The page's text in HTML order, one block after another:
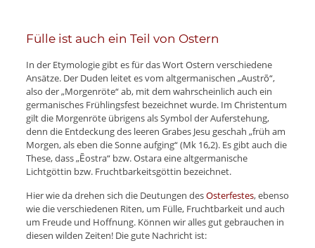
Fülle ist auch ein Teil von Ostern
In der Etymologie gibt es für das Wort Ostern verschiedene
Ansätze. Der Duden leitet es vom altgermanischen „Austrō“,
also der „Morgenröte“ ab, mit dem wahrscheinlich auch ein
germanisches Frühlingsfest bezeichnet wurde. Im Christentum
gilt die Morgenröte übrigens als Symbol der Auferstehung,
denn die Entdeckung des leeren Grabes Jesu geschah „früh am
Morgen, als eben die Sonne aufging“ (Mk 16,2). Es gibt auch die
These, dass „Ēostra“ bzw. Ostara eine altgermanische
Lichtgöttin bzw. Fruchtbarkeitsgöttin bezeichnet.
Hier wie da drehen sich die Deutungen desOsterfestes, ebenso
wie die verschiedenen Riten, um Fülle, Fruchtbarkeit und auch
um Freude und Hoffnung. Können wir alles gut gebrauchen in
diesen wilden Zeiten! Die gute Nachricht ist: